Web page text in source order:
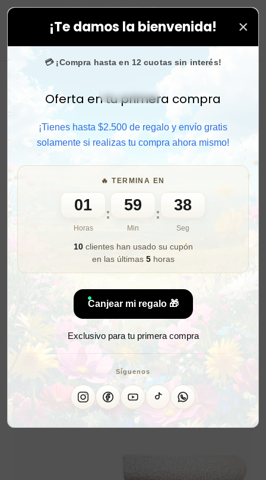
¡Te damos la bienvenida! ×
💳 ¡Compra hasta en 12 cuotas sin interés!
Activar sonido
Oferta en tu primera compra
¡Tienes hasta $2.500 de regalo y envío gratis
solamente si realizas tu compra ahora mismo!
🔥 TERMINA EN
01
Horas
: 59
Min
: 36
Seg
10clientes han usado su cupón
en las últimas 5horas
Canjear mi regalo 🎁
Exclusivo para tu primera compra
Síguenos
tus compras. ⚡ Compra rápido y aprovecha. 💙